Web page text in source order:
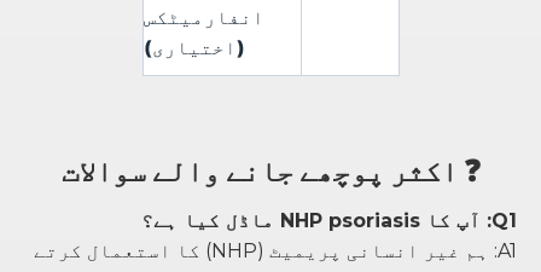
انفارمیٹکس
(اختیاری)
❓ اکثر پوچھے جانے والے سوالات
Q1: آپ کا NHP psoriasis ماڈل کیا ہے؟
A1: ہم غیر انسانی پریمیٹ (NHP) کا استعمال کرتے